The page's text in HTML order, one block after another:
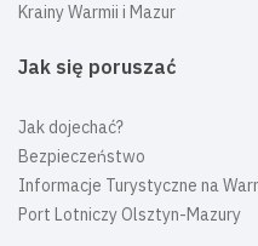
Krainy Warmii i Mazur
Jak się poruszać
Jak dojechać?
Bezpieczeństwo
Informacje Turystyczne na
Port Lotniczy Olsztyn-Mazury